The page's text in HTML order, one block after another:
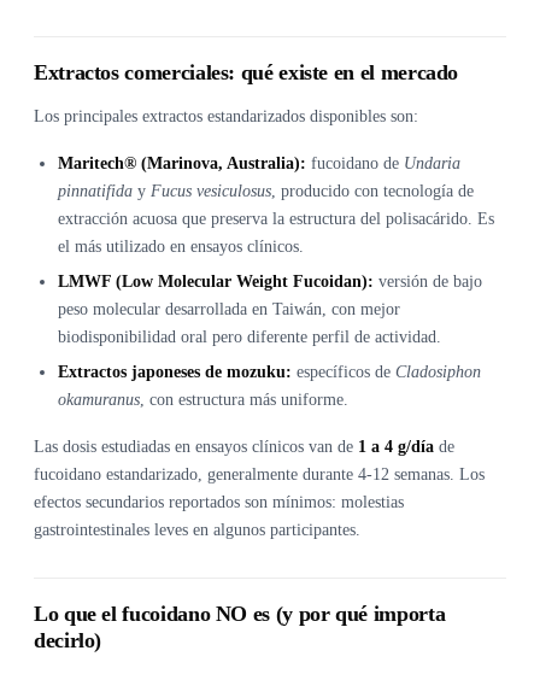
Extractos comerciales: qué existe en el mercado
Los principales extractos estandarizados disponibles son:
Maritech® (Marinova, Australia): fucoidano de Undaria
pinnatifida y Fucus vesiculosus, producido con tecnología de
extracción acuosa que preserva la estructura del polisacárido. Es
el más utilizado en ensayos clínicos.
LMWF (Low Molecular Weight Fucoidan): versión de bajo
peso molecular desarrollada en Taiwán, con mejor
biodisponibilidad oral pero diferente perfil de actividad.
Extractos japoneses de mozuku: específicos de Cladosiphon
okamuranus, con estructura más uniforme.
Las dosis estudiadas en ensayos clínicos van de 1 a 4 g/día de
fucoidano estandarizado, generalmente durante 4-12 semanas. Los
efectos secundarios reportados son mínimos: molestias
gastrointestinales leves en algunos participantes.
Lo que el fucoidano NO es (y por qué importa
decirlo)